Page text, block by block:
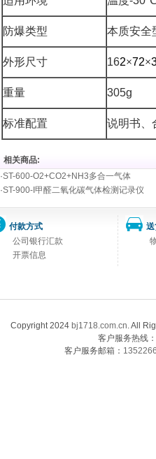
防爆类型 本质安全
外形尺寸 162×72×
重量 305g
标准配置 说明书、
相关商品:
·ST-600-O2+CO2+NH3多合一气体
·ST-900-I甲醛二氧化碳气体检测记录仪
付款方式
公司银行汇款
开票信息
Copyright 2024 bj1718.com.cn. All
客户服务热线
客户服务邮箱：